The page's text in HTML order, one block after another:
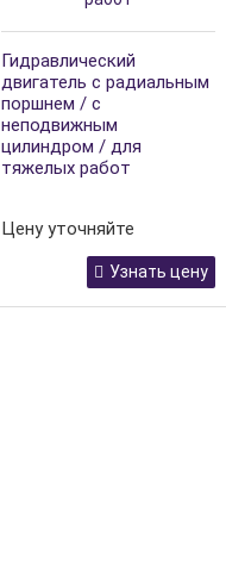
Гидравлический
двигатель с радиальным
поршнем / с
неподвижным
цилиндром / для
тяжелых работ
Цену уточняйте
Узнать цену